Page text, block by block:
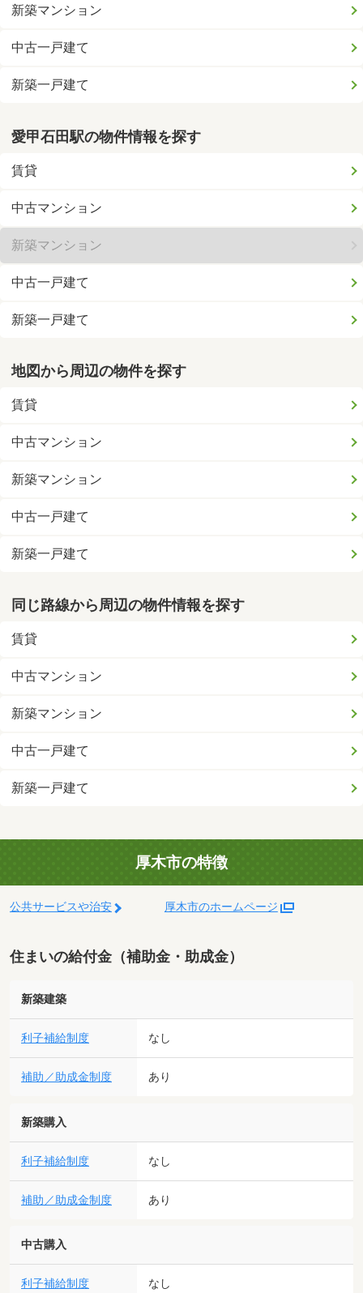
新築マンション
中古一戸建て
新築一戸建て
愛甲石田駅の物件情報を探す
賃貸
中古マンション
新築マンション
中古一戸建て
新築一戸建て
地図から周辺の物件を探す
賃貸
中古マンション
新築マンション
中古一戸建て
新築一戸建て
同じ路線から周辺の物件情報を探す
賃貸
中古マンション
新築マンション
中古一戸建て
新築一戸建て
厚木市の特徴
公共サービスや治安 厚木市のホームページ
住まいの給付金（補助金・助成金）
新築建築
利子補給制度 なし
補助／助成金制度 あり
新築購入
利子補給制度 なし
補助／助成金制度 あり
中古購入
利子補給制度 なし